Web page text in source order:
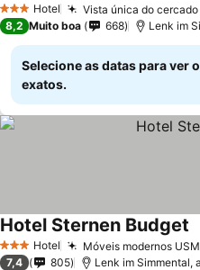
3 EstrelasHotel Vista única do
8,2 Muito boa 668 Lenk im
Selecione as datas para ver
exatos.
3 EstrelasHotel Móveis modernos
Hotel Sternen Budget
7,4 805 Lenk im Simmental,